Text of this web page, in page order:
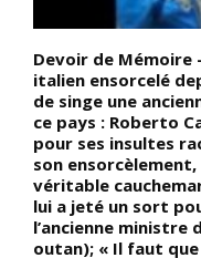
Devoir de Mémoire
italien ensorcelé
de singe une
ce pays : Roberto
pour ses insultes
son
véritable
lui a jeté un sort
l’ancienne ministre
outan); « Il faut